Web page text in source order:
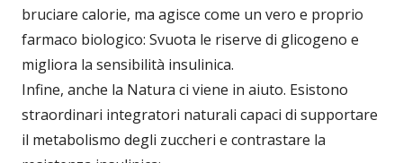
bruciare calorie, ma agisce come un vero e proprio
farmaco biologico: Svuota le riserve di glicogeno e
migliora la sensibilità insulinica.
Infine, anche la Natura ci viene in aiuto. Esistono
straordinari integratori naturali capaci di supportare
il metabolismo degli zuccheri e contrastare la